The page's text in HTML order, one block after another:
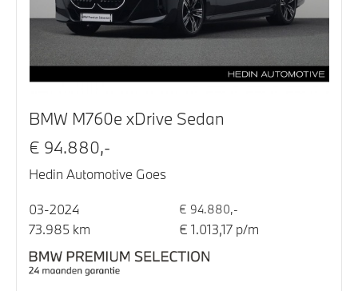
BMW M760e xDrive Sedan
€ 94.880,-
Hedin Automotive Goes
03-2024 € 94.880,-
73.985 km € 1.013,17 p/m